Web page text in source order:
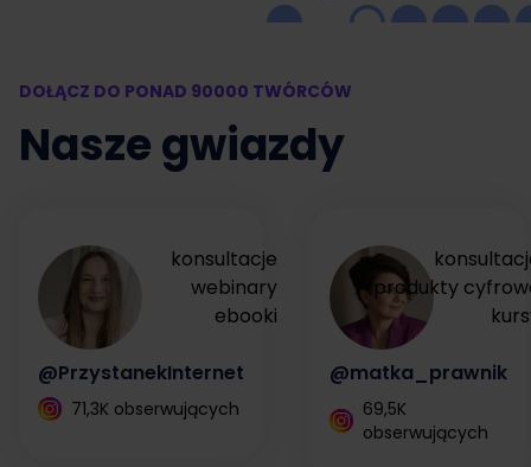
DOŁĄCZ DO PONAD 90000 TWÓRCÓW
Nasze gwiazdy
konsultacje
webinary
ebooki
@PrzystanekInternet
71,3K obserwujących
produkty
@matka_prawnik
69,5K
obserwujących